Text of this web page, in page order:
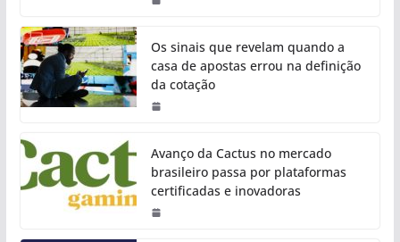
Os sinais que revelam quando a
casa de apostas errou na definição
da cotação
Avanço da Cactus no mercado
brasileiro passa por plataformas
certificadas e inovadoras